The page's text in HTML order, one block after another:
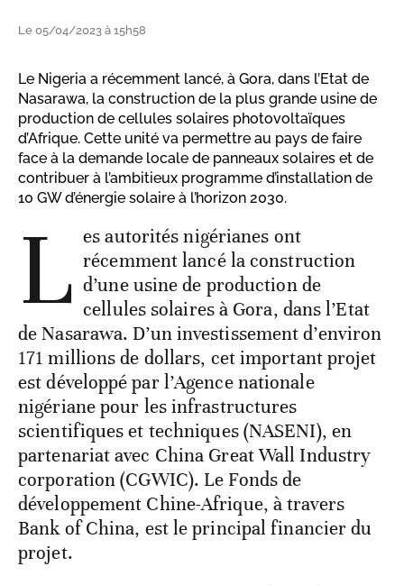
Le 05/04/2023 à 15h58
Le Nigeria a récemment lancé, à Gora, dans l’Etat de
Nasarawa, la construction de la plus grande usine de
production de cellules solaires photovoltaïques
d’Afrique. Cette unité va permettre au pays de faire
face à la demande locale de panneaux solaires et de
contribuer à l’ambitieux programme d’installation de
10 GW d’énergie solaire à l’horizon 2030.
L es autorités nigérianes ont
récemment lancé la construction
d’une usine de production de
cellules solaires à Gora, dans l’Etat
de Nasarawa. D’un investissement d’environ
171 millions de dollars, cet important projet
est développé par l’Agence nationale
nigériane pour les infrastructures
scientifiques et techniques (NASENI), en
partenariat avec China Great Wall Industry
corporation (CGWIC). Le Fonds de
développement Chine-Afrique, à travers
Bank of China, est le principal financier du
projet.